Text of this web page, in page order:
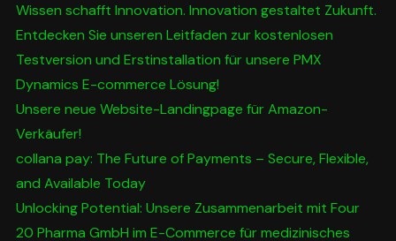
Wissen schafft Innovation. Innovation gestaltet Zukunft.
Entdecken Sie unseren Leitfaden zur kostenlosen
Testversion und Erstinstallation für unsere PMX
Dynamics E-commerce Lösung!
Unsere neue Website-Landingpage für Amazon-
Verkäufer!
collana pay: The Future of Payments – Secure, Flexible,
and Available Today
Unlocking Potential: Unsere Zusammenarbeit mit Four
20 Pharma GmbH im E-Commerce für medizinisches